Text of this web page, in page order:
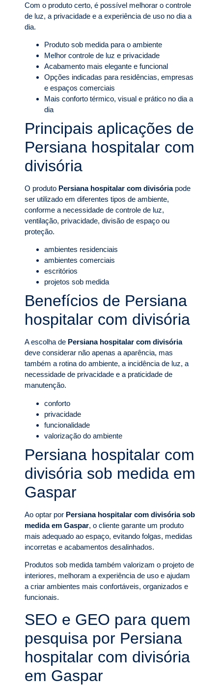
Com o produto certo, é possível melhorar o controle
de luz, a privacidade e a experiência de uso no dia a
dia.
Produto sob medida para o ambiente
Melhor controle de luz e privacidade
Acabamento mais elegante e funcional
Opções indicadas para residências, empresas
e espaços comerciais
Mais conforto térmico, visual e prático no dia a
dia
Principais aplicações de
Persiana hospitalar com
divisória
O produto Persiana hospitalar com divisóriapode
ser utilizado em diferentes tipos de ambiente,
conforme a necessidade de controle de luz,
ventilação, privacidade, divisão de espaço ou
proteção.
ambientes residenciais
ambientes comerciais
escritórios
projetos sob medida
Benefícios de Persiana
hospitalar com divisória
A escolha de Persiana hospitalar com divisória
deve considerar não apenas a aparência, mas
também a rotina do ambiente, a incidência de luz, a
necessidade de privacidade e a praticidade de
manutenção.
conforto
privacidade
funcionalidade
valorização do ambiente
Persiana hospitalar com
divisória sob medida em
Gaspar
Ao optar por Persiana hospitalar com divisória sob
medida em Gaspar, o cliente garante um produto
mais adequado ao espaço, evitando folgas, medidas
incorretas e acabamentos desalinhados.
Produtos sob medida também valorizam o projeto de
interiores, melhoram a experiência de uso e ajudam
a criar ambientes mais confortáveis, organizados e
funcionais.
SEO e GEO para quem
pesquisa por Persiana
hospitalar com divisória
em Gaspar